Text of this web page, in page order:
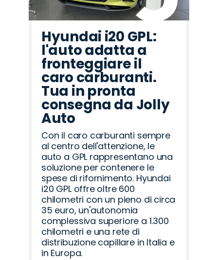
Hyundai i20 GPL:
l'auto adatta a
fronteggiare il
caro carburanti.
Tua in pronta
consegna da Jolly
Auto
Con il caro carburanti sempre
al centro dell'attenzione, le
auto a GPL rappresentano una
soluzione per contenere le
spese di rifornimento. Hyundai
i20 GPL offre oltre 600
chilometri con un pieno di circa
35 euro, un'autonomia
complessiva superiore a 1.300
chilometri e una rete di
distribuzione capillare in Italia e
in Europa.